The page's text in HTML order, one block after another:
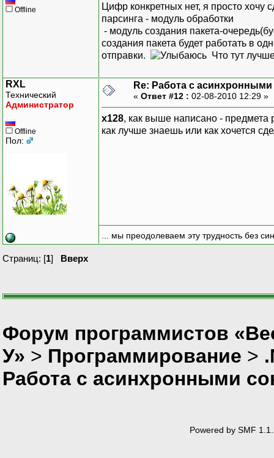
Offline
Цифр конкретных нет, я просто хочу
парсинга - модуль обработки
- модуль создания пакета-
создания пакета будет работать в
отправки.
Что тут
RXL
Технический
Администратор
Offline
Пол:
Re: Работа с асинхронными
« Ответ #12 : 02-08-2010 12:29 »
x128, как выше написано - предмета
как лучше знаешь или как хочется
... мы преодолеваем эту трудность без
Страниц: [1] Вверх
Форум программистов
У» > Программирование >
Работа с асинхронными
Powered by SMF